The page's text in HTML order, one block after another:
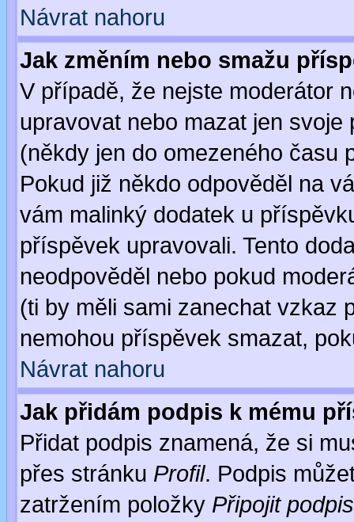
Návrat nahoru
Jak změním nebo smažu
V případě, že nejste moderátor
upravovat nebo mazat jen
(někdy jen do omezeného
Pokud již někdo odpověděl na
vám malinký dodatek u
příspěvek upravovali. Tento
neodpověděl nebo pokud
(ti by měli sami zanechat vzkaz
nemohou příspěvek smazat,
Návrat nahoru
Jak přidám podpis k mému
Přidat podpis znamená, že si
přes stránku Profil. Podpis
zatržením položky Připojit podpis